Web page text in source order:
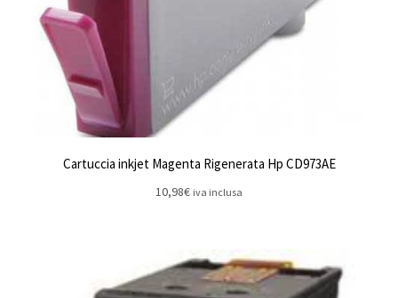
Cartuccia inkjet Magenta Rigenerata Hp CD973AE
10,98€ iva inclusa